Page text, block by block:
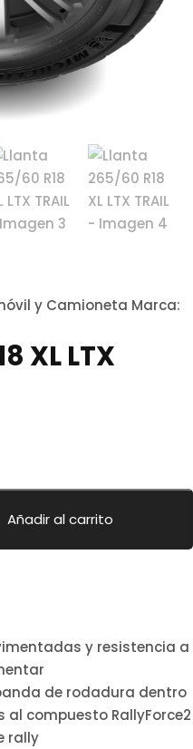
y Camioneta Marca:
XL LTX
Añadir al carrito
y resistencia a
de rodadura dentro
compuesto RallyForce2
rally